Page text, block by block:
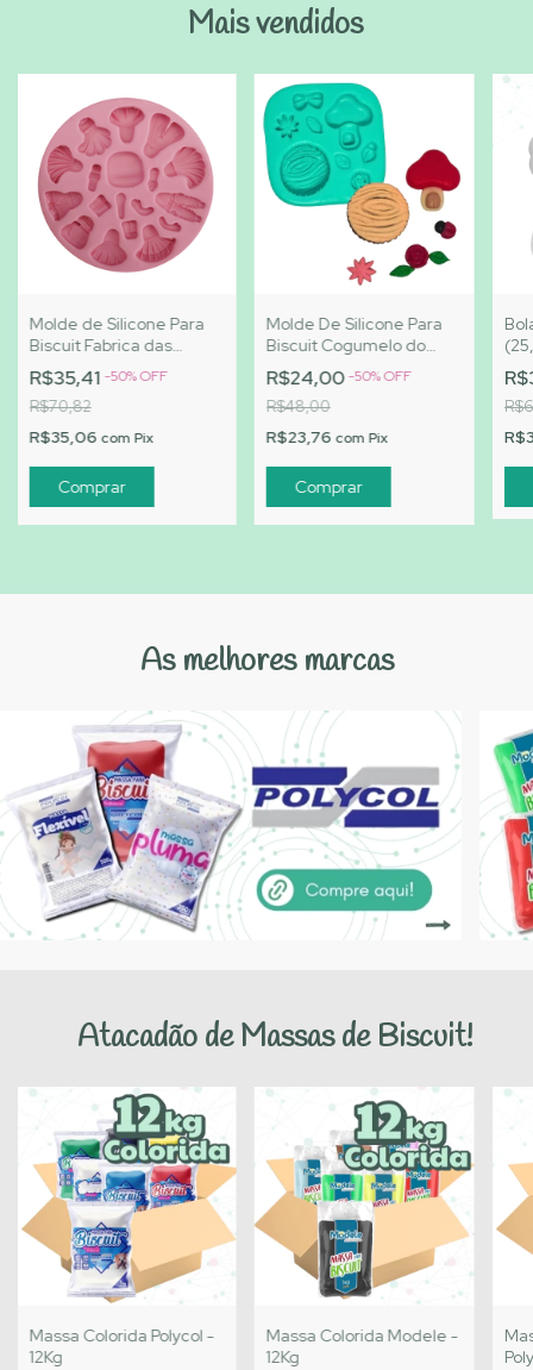
Mais vendidos
Molde de Silicone Para
Biscuit Fabrica das
Maravilhas - MJ
Artesanatos |Cód. 2327
R$35,41 -50%OFF
R$70,82
R$35,06 com Pix
Molde De Silicone Para
Biscuit Cogumelo do
Jardim - MJ Artesanatos
| Cód. A163
R$24,00-50%OFF
R$48,00
R$23,76com Pix
As melhores marcas
Atacadão de Massas de Biscuit!
Massa Colorida Polycol -
12Kg
Massa Colorida Modele -
12Kg